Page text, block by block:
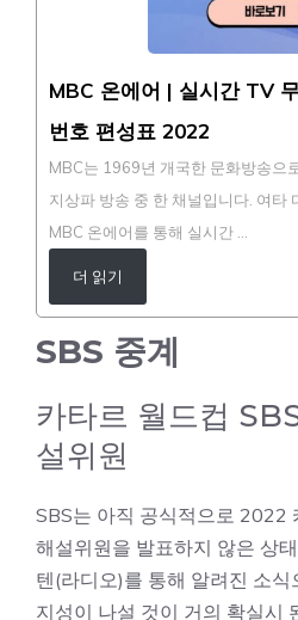
MBC 온에어 | 실시간 TV
번호 편성표 2022
MBC는 1969년 개국한 문화방송으
지상파 방송 중 한 채널입니다. 여타
MBC 온에어를 통해 실시간 …
더 읽기
SBS 중계
카타르 월드컵
설위원
SBS는 아직 공식적으로 2022
해설위원을 발표하지 않은 상
텐(라디오)를 통해 알려진 소
지성이 나설 것이 거의 확실시